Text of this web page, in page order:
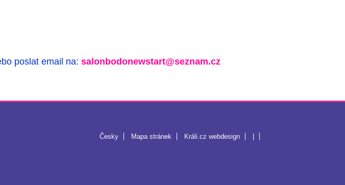
poslat email na:salonbodonewstart@seznam.cz
Česky Mapa stránek Králi.cz webdesign